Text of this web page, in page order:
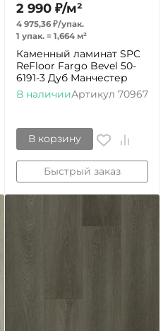
2 990 ₽/м²
4 975,36 ₽/упак.
1 упак. = 1,664 м²
Каменный ламинат SPC
ReFloor Fargo Bevel 50-
6191-3 Дуб Манчестер
В наличииАртикул 70967
В корзину
Быстрый заказ